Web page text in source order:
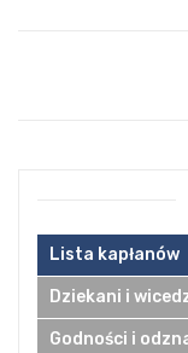
Lista kapłanów
Dziekani i
Godności i